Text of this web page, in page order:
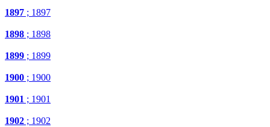
1897 ; 1897
1898 ; 1898
1899 ; 1899
1900 ; 1900
1901 ; 1901
1902 ; 1902